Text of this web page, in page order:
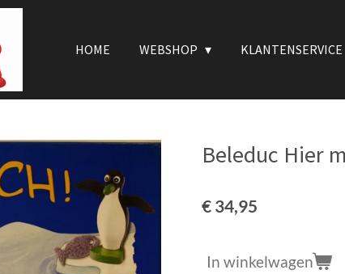
HOME WEBSHOP KLANTENSERVICE
Beleduc Hier
€ 34,95
In winkelwagen